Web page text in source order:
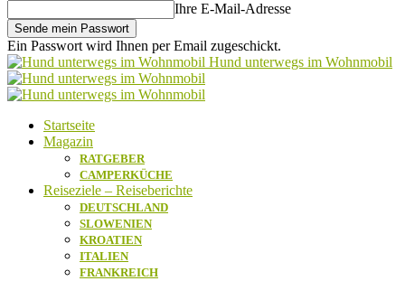
Ihre E-Mail-Adresse
Ein Passwort wird Ihnen per Email zugeschickt.
Hund unterwegs im Wohnmobil
Startseite
Magazin
RATGEBER
CAMPERKÜCHE
Reiseziele – Reiseberichte
DEUTSCHLAND
SLOWENIEN
KROATIEN
ITALIEN
FRANKREICH